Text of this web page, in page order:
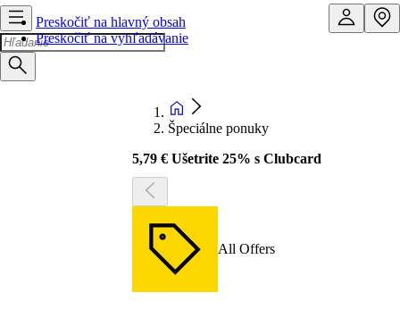
Preskočiť na hlavný obsah
Preskočiť na vyhľadávanie
Špeciálne ponuky
5,79 € Ušetrite 25% s Clubcard
All Offers